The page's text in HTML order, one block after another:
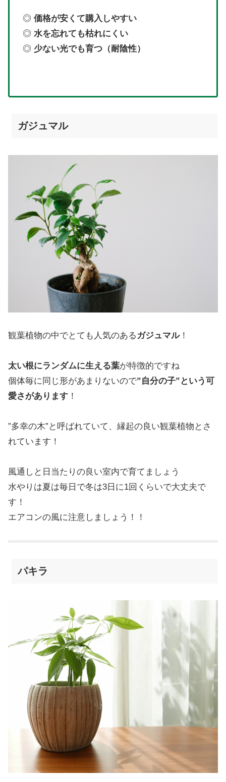
◎ 価格が安くて購入しやすい
◎ 水を忘れても枯れにくい
◎ 少ない光でも育つ（耐陰性）
ガジュマル
観葉植物の中でとても人気のある ガジュマル！
太い根にランダムに生える葉が特徴的ですね
個体毎に同じ形があまりないので”自分の子”という可
愛さがあります ！
”多幸の木”と呼ばれていて、縁起の良い観葉植物とさ
れています！
風通しと日当たりの良い室内で育てましょう
水やりは夏は毎日で冬は3日に1回くらいで大丈夫で
す！
エアコンの風に注意しましょう！！
パキラ